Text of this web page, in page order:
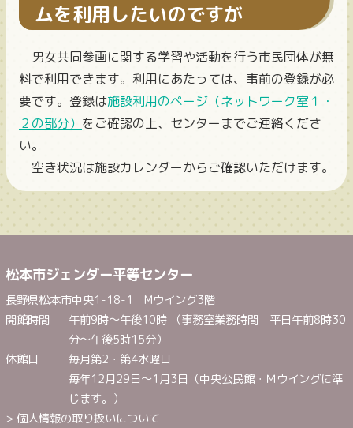
ムを利用したいのですが
男女共同参画に関する学習や活動を行う市民団体が無
料で利用できます。利用にあたっては、事前の登録が必
要です。登録は施設利用のページ（ネットワーク室１・
２の部分） をご確認の上、センターまでご連絡くださ
い。
空き状況は施設カレンダーからご確認いただけます。
松本市ジェンダー平等センター
長野県松本市中央1-18-1 Mウイング3階
開館時間
午前9時～午後10時 （事務室業務時間 平日午前8時30
分～午後5時15分）
休館日
毎月第2・第4水曜日
毎年12月29日～1月3日（中央公民館・Ｍウイングに準
じます。）
> 個人情報の取り扱いについて